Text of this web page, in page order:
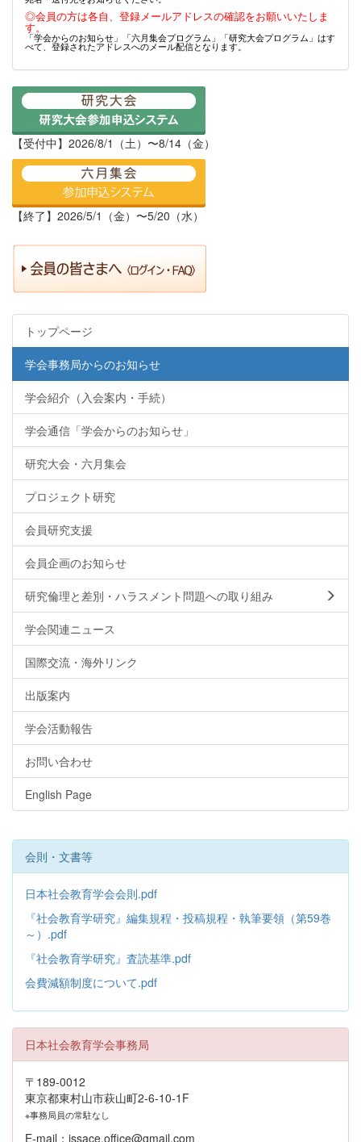
◎会員の方は各自、登録メールアドレスの確認をお願いいたしま
す。
「学会からのお知らせ」「六月集会プログラム」「研究大会プログラム」はす
べて、登録されたアドレスへのメール配信となります。
【受付中】2026/8/1（土）〜8/14（金）
【終了】2026/5/1（金）〜5/20（水）
トップページ
学会事務局からのお知らせ
学会紹介（入会案内・手続）
学会通信「学会からのお知らせ」
研究大会・六月集会
プロジェクト研究
会員研究支援
会員企画のお知らせ
研究倫理と差別・ハラスメント問題への取り組み
学会関連ニュース
国際交流・海外リンク
出版案内
学会活動報告
お問い合わせ
English Page
会則・文書等
日本社会教育学会会則.pdf
『社会教育学研究』編集規程・投稿規程・執筆要領（第59巻
～）.pdf
『社会教育学研究』査読基準.pdf
会費減額制度について.pdf
日本社会教育学会事務局
〒189-0012
東京都東村山市萩山町2-6-10-1F
※事務局員の常駐なし
E-mail：jssace.office@gmail.com